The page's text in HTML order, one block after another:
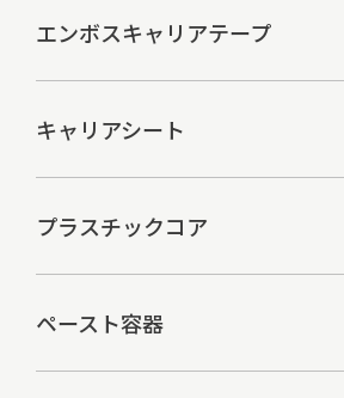
エンボスキャリアテープ
キャリアシート
プラスチックコア
ペースト容器